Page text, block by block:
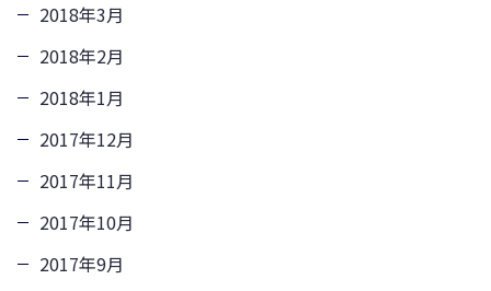
2018年3月
2018年2月
2018年1月
2017年12月
2017年11月
2017年10月
2017年9月